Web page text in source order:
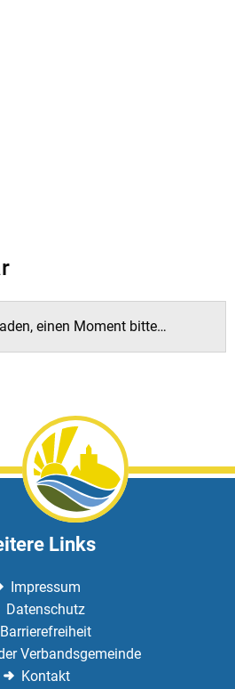
einen Moment bitte…
Links
Impressum
Datenschutz
Barrierefreiheit
Verbandsgemeinde
Kontakt